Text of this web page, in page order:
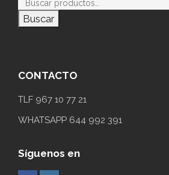
Buscar
CONTACTO
TLF 967 10 77 21
WHATSAPP 644 992 391
Síguenos en